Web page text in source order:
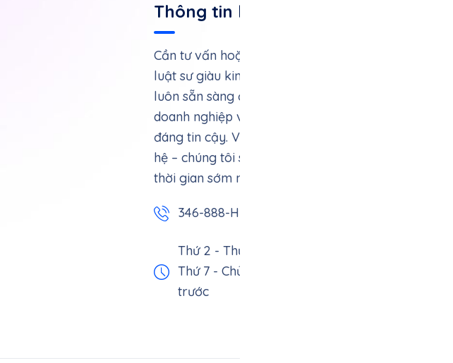
Thông tin liên lạc
Cần tư vấn hoặc hỗ trợ pháp lý? Đội ngũ
luật sư giàu kinh nghiệm của chúng tôi
luôn sẵn sàng đồng hành cùng cá nhân và
doanh nghiệp với những giải pháp pháp lý
đáng tin cậy. Vui lòng để lại thông tin liên
hệ – chúng tôi sẽ liên lạc với bạn trong
thời gian sớm nhất.
346-888-HURT
Thứ 2 - Thứ 6: 9h sáng - 5h chiều,
Thứ 7 - Chủ nhật: Chỉ tiếp theo lịch hẹn
trước